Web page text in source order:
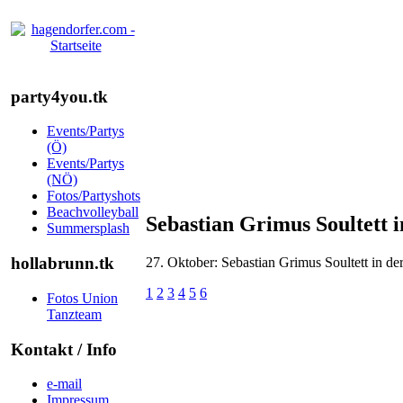
party4you.tk
Events/Partys
(Ö)
Events/Partys
(NÖ)
Fotos/Partyshots
Beachvolleyball
Summersplash
hollabrunn.tk
Fotos Union
Tanzteam
Kontakt / Info
e-mail
Sebastian Grimus
27. Oktober: Sebastian Grimus Soultett in
1 2 3 4 5 6